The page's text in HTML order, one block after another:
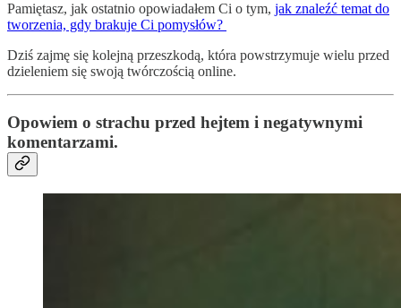
Pamiętasz, jak ostatnio opowiadałem Ci o tym, jak znaleźć temat do
tworzenia, gdy brakuje Ci pomysłów?
Dziś zajmę się kolejną przeszkodą, która powstrzymuje wielu przed
dzieleniem się swoją twórczością online.
Opowiem o strachu przed hejtem i negatywnymi
komentarzami.